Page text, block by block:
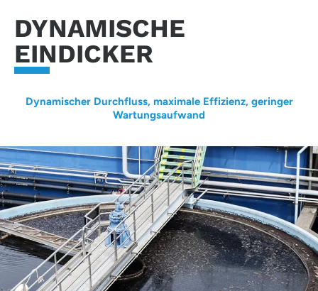
DYNAMISCHE
EINDICKER
Dynamischer Durchfluss, maximale Effizienz, geringer
Wartungsaufwand